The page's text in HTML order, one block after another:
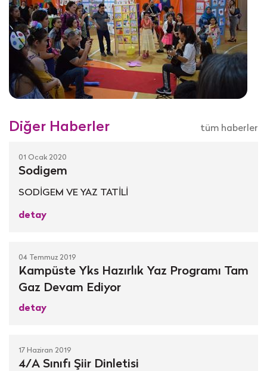
Diğer Haberler tüm haberler
01 Ocak 2020
Sodigem
SODİGEM VE YAZ TATİLİ
detay
04 Temmuz 2019
Kampüste Yks Hazırlık Yaz Programı Tam
Gaz Devam Ediyor
detay
17 Haziran 2019
4/A Sınıfı Şiir Dinletisi